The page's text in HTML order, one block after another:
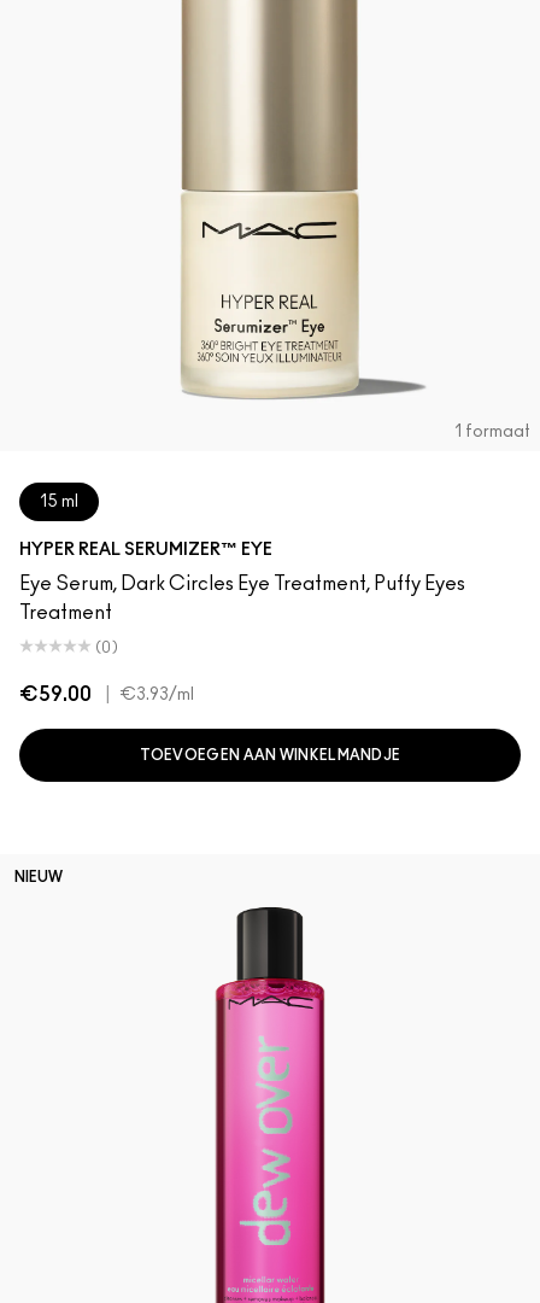
1 formaat
15 ml
HYPER REAL SERUMIZER™ EYE
Eye Serum, Dark Circles Eye Treatment, Puffy Eyes
Treatment
(0)
€59.00 €3.93/ml
TOEVOEGEN AAN WINKELMANDJE
NIEUW